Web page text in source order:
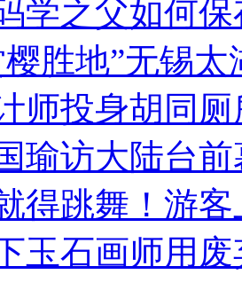
学之父如何
胜地”无锡
师投身胡同
瑜访大陆台
得跳舞！游客
玉石画师用